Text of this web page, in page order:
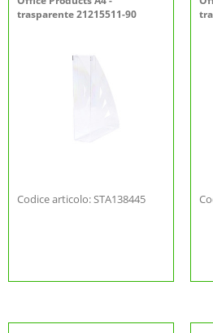
trasparente 21215511-90
Codice articolo: STA138445